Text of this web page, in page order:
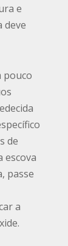
e
deve
pouco
de
escova
passe
a